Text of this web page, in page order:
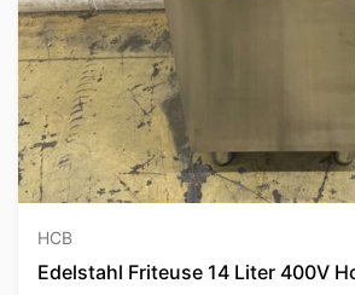
HCB
Edelstahl Friteuse 14 Liter 400V